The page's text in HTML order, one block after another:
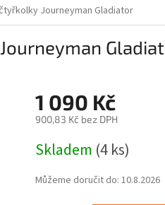
Journeyman Gladiator
1 090 Kč
900,83 Kč bez DPH
cena:
Skladem (4 ks)
Můžeme doručit do: 10.8.2026